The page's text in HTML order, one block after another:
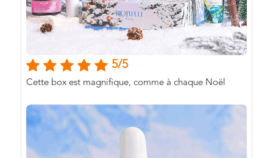
5/5
Cette box est magnifique, comme à chaque Noël